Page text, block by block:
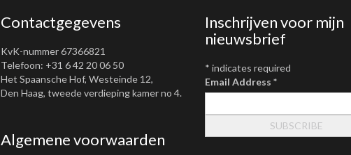
Contactgegevens
KvK-nummer 67366821
Telefoon: +31 6 42 20 06 50
Het Spaansche Hof, Westeinde 12,
Den Haag, tweede verdieping kamer no 4.
Algemene voorwaarden
Inschrijven voor mijn
nieuwsbrief
* indicates required
Email Address *